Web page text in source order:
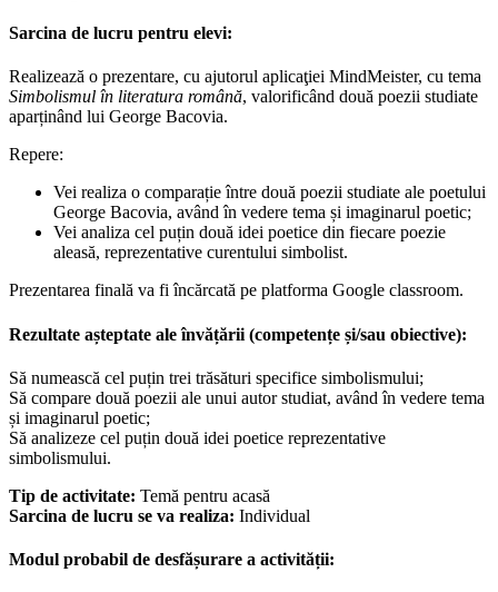
Sarcina de lucru pentru elevi:
Realizează o prezentare, cu ajutorul aplicaţiei MindMeister, cu tema
Simbolismul în literatura română, valorificând două poezii studiate
aparținând lui George Bacovia.
Repere:
Vei realiza o comparație între două poezii studiate ale poetului
George Bacovia, având în vedere tema și imaginarul poetic;
Vei analiza cel puțin două idei poetice din fiecare poezie
aleasă, reprezentative curentului simbolist.
Prezentarea finală va fi încărcată pe platforma Google classroom.
Rezultate așteptate ale învățării (competențe și/sau obiective):
Să numească cel puțin trei trăsături specifice simbolismului;
Să compare două poezii ale unui autor studiat, având în vedere tema
și imaginarul poetic;
Să analizeze cel puțin două idei poetice reprezentative
simbolismului.
Tip de activitate: Temă pentru acasă
Sarcina de lucru se va realiza: Individual
Modul probabil de desfășurare a activității: